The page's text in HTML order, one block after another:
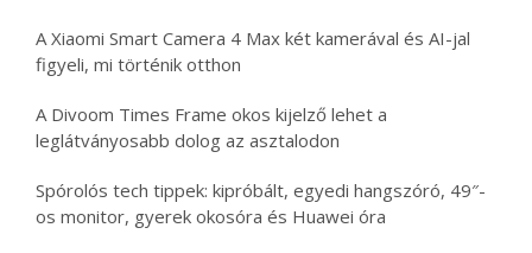
A Xiaomi Smart Camera 4 Max két kamerával és AI-jal
figyeli, mi történik otthon
A Divoom Times Frame okos kijelző lehet a
leglátványosabb dolog az asztalodon
Spórolós tech tippek: kipróbált, egyedi hangszóró, 49″-
os monitor, gyerek okosóra és Huawei óra